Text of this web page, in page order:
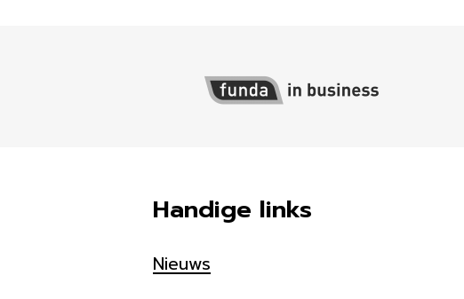
Handige links
Nieuws